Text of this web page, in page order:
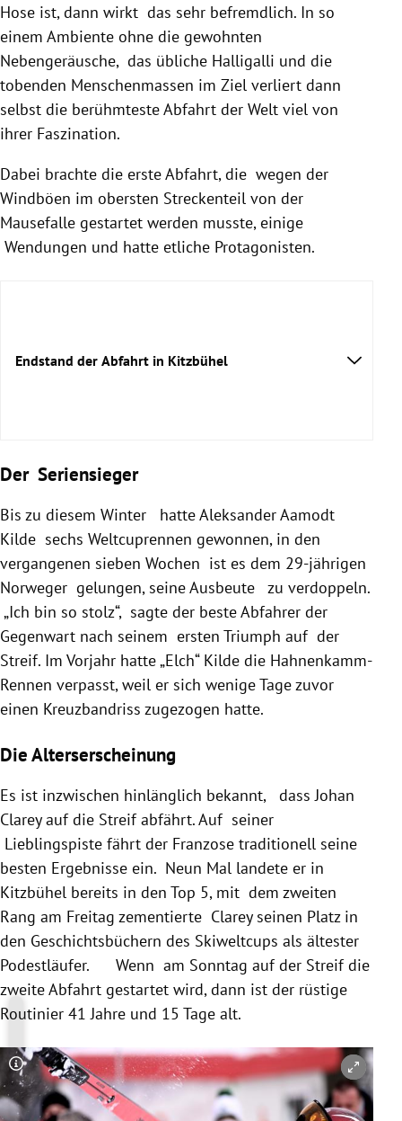
Hose ist, dann wirkt das sehr befremdlich. In so
einem Ambiente ohne die gewohnten
Nebengeräusche, das übliche Halligalli und die
tobenden Menschenmassen im Ziel verliert dann
selbst die berühmteste Abfahrt der Welt viel von
ihrer Faszination.
Dabei brachte die erste Abfahrt, die wegen der
Windböen im obersten Streckenteil von der
Mausefalle gestartet werden musste, einige
Wendungen und hatte etliche Protagonisten.
Endstand der Abfahrt in Kitzbühel
Der Seriensieger
Bis zu diesem Winter hatte Aleksander Aamodt
Kilde sechs Weltcuprennen gewonnen, in den
vergangenen sieben Wochen ist es dem 29-jährigen
Norweger gelungen, seine Ausbeute zu verdoppeln.
„Ich bin so stolz“, sagte der beste Abfahrer der
Gegenwart nach seinem ersten Triumph auf der
Streif. Im Vorjahr hatte „Elch“ Kilde die Hahnenkamm-
Rennen verpasst, weil er sich wenige Tage zuvor
einen Kreuzbandriss zugezogen hatte.
Die Alterserscheinung
Es ist inzwischen hinlänglich bekannt, dass Johan
Clarey auf die Streif abfährt. Auf seiner
Lieblingspiste fährt der Franzose traditionell seine
besten Ergebnisse ein. Neun Mal landete er in
Kitzbühel bereits in den Top 5, mit dem zweiten
Rang am Freitag zementierte Clarey seinen Platz in
den Geschichtsbüchern des Skiweltcups als ältester
Podestläufer. Wenn am Sonntag auf der Streif die
zweite Abfahrt gestartet wird, dann ist der rüstige
Routinier 41 Jahre und 15 Tage alt.
Copyright-Hinweis öffnen/schließen